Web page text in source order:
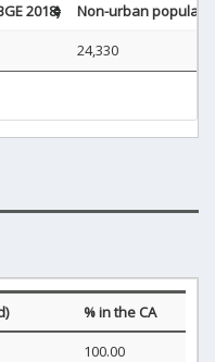
2018)
Non-urban
24,330
% in the CA
100.00